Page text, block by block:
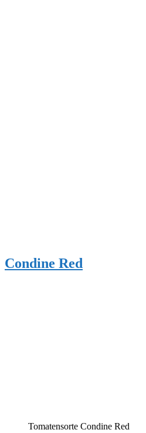
Condine Red
Tomatensorte Condine Red